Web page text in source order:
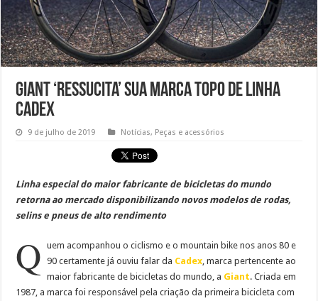
Giant ‘ressucita’ sua marca topo de linha
Cadex
9 de julho de 2019 Notícias, Peças e acessórios
Linha especial do maior fabricante de bicicletas do mundo
retorna ao mercado disponibilizando novos modelos de rodas,
selins e pneus de alto rendimento
Q
uem acompanhou o ciclismo e o mountain bike nos anos 80 e
90 certamente já ouviu falar da Cadex, marca pertencente ao
maior fabricante de bicicletas do mundo, a Giant. Criada em
1987, a marca foi responsável pela criação da primeira bicicleta com